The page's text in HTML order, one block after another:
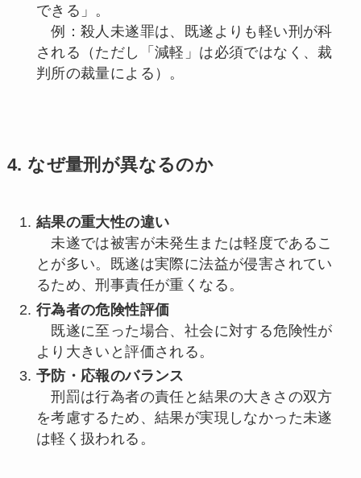
できる」。
例：殺人未遂罪は、既遂よりも軽い刑が科
される（ただし「減軽」は必須ではなく、裁
判所の裁量による）。
4. なぜ量刑が異なるのか
結果の重大性の違い
未遂では被害が未発生または軽度であるこ
とが多い。既遂は実際に法益が侵害されてい
るため、刑事責任が重くなる。
行為者の危険性評価
既遂に至った場合、社会に対する危険性が
より大きいと評価される。
予防・応報のバランス
刑罰は行為者の責任と結果の大きさの双方
を考慮するため、結果が実現しなかった未遂
は軽く扱われる。